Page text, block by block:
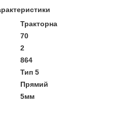
Тракторна
70
2
864
Тип 5
Прямий
5мм